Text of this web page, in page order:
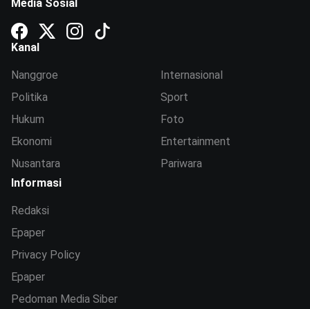
Media Sosial
Kanal
Nanggroe
Politika
Hukum
Ekonomi
Nusantara
Internasional
Sport
Foto
Entertainment
Pariwara
Informasi
Redaksi
Epaper
Privacy Policy
Epaper
Pedoman Media Siber